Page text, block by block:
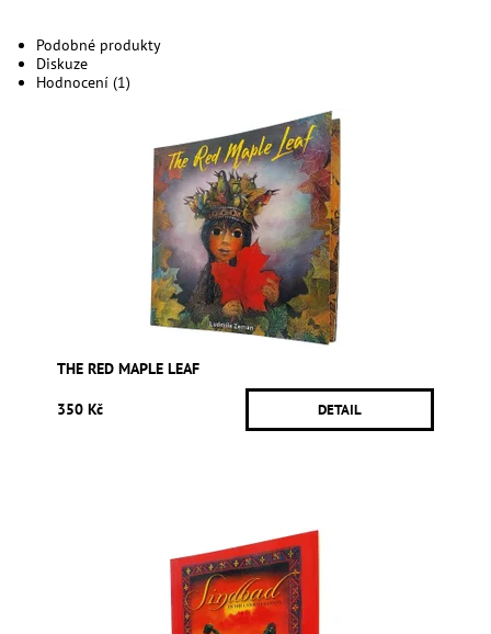
Podobné produkty
Diskuze
Hodnocení (1)
THE RED MAPLE LEAF
350 Kč DETAIL